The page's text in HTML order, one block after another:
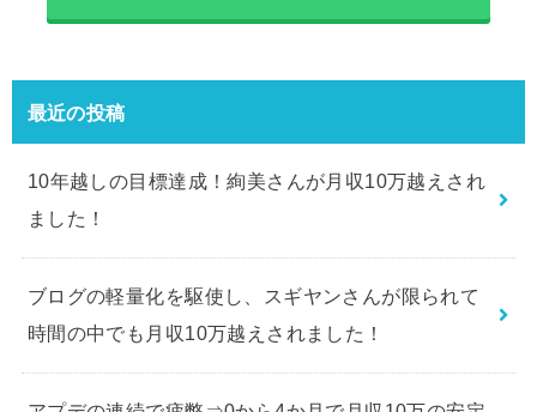
最近の投稿
10年越しの目標達成！絢美さんが月収10万越えされ
ました！
ブログの軽量化を駆使し、スギヤンさんが限られて
時間の中でも月収10万越えされました！